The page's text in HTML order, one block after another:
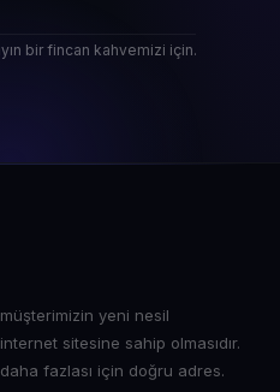
bir fincan kahvemizi için.
yeni nesil
sitesine sahip olmasıdır.
fazlası için doğru adres.